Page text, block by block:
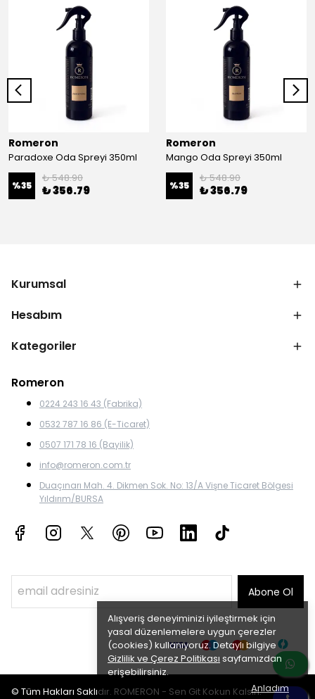
Alışveriş deneyiminizi iyileştirmek için
yasal düzenlemelere uygun çerezler
(cookies) kullanıyoruz. Detaylı bilgiye
Gizlilik ve Çerez Politikası sayfamızdan
erişebilirsiniz.
Anladım
Romeron
Paradoxe Oda Spreyi 350ml
%35
₺ 548.90
₺ 356.79
Romeron
Mango Oda Spreyi 350ml
%35
₺ 548.90
₺ 356.79
Kurumsal
Hesabım
Kategoriler
Romeron
0224 243 16 43 (Fabrika)
0532 787 16 86 (E-Ticaret)
0507 171 78 16 (Bayilik)
info@romeron.com.tr
Duaçınarı Mah. 4. Dikmen Sok. No: 13/A Vişne Ticaret Bölgesi
Yıldırım/BURSA
Abone Ol
© Tüm Hakları Saklıdır. ROMERON - Sen Git Kokun Kalsın.